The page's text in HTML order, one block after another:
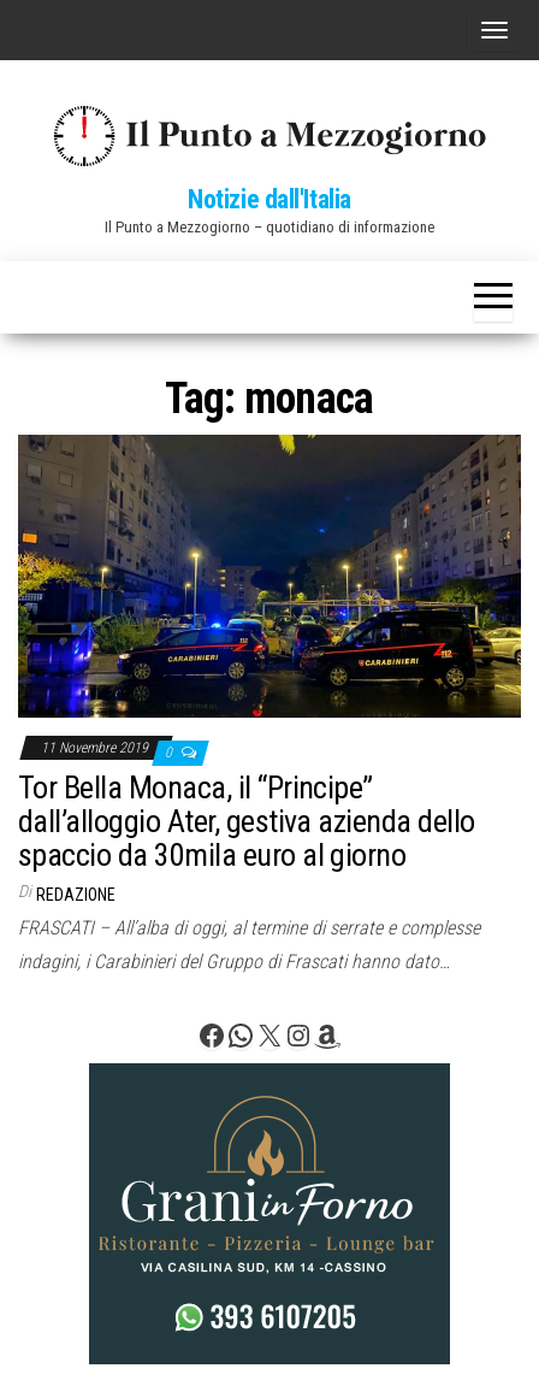
C
a
v
a
z
o
n
e
Notizie dall'Italia
Il Punto a Mezzogiorno – quotidiano di informazione
Tag: monaca
11 Novembre 2019 0
Tor Bella Monaca, il “Principe”
dall’alloggio Ater, gestiva azienda dello
spaccio da 30mila euro al giorno
Di REDAZIONE
FRASCATI – All’alba di oggi, al termine di serrate e complesse
indagini, i Carabinieri del Gruppo di Frascati hanno dato…
Facebook
WhatsApp
X Instagram
Amazon